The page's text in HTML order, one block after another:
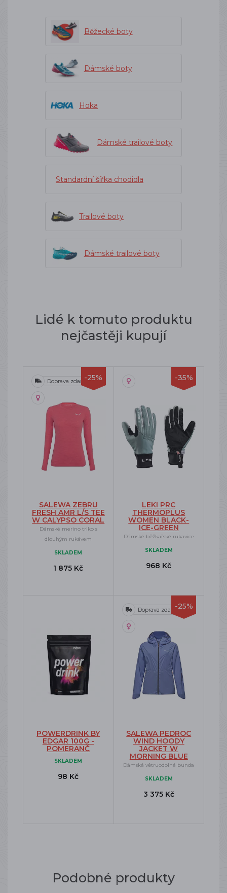
Běžecké boty
Dámské boty
Hoka
Dámské trailové boty
Standardní šířka chodidla
Trailové boty
Dámské trailové boty
Lidé k tomuto produktu
nejčastěji kupují
-25%
Doprava zdarma
SALEWA ZEBRU
FRESH AMR L/S TEE
W CALYPSO CORAL
Dámské merino triko s
dlouhým rukávem
SKLADEM
1 875 Kč
-35%
LEKI PRC
THERMOPLUS
WOMEN BLACK-
ICE-GREEN
Dámské běžkařské rukavice
SKLADEM
968 Kč
POWERDRINK BY
EDGAR 100G -
POMERANČ
SKLADEM
98 Kč
-25%
Doprava zdarma
SALEWA PEDROC
WIND HOODY
JACKET W
MORNING BLUE
Dámská větruodolná bunda
SKLADEM
3 375 Kč
Podobné produkty